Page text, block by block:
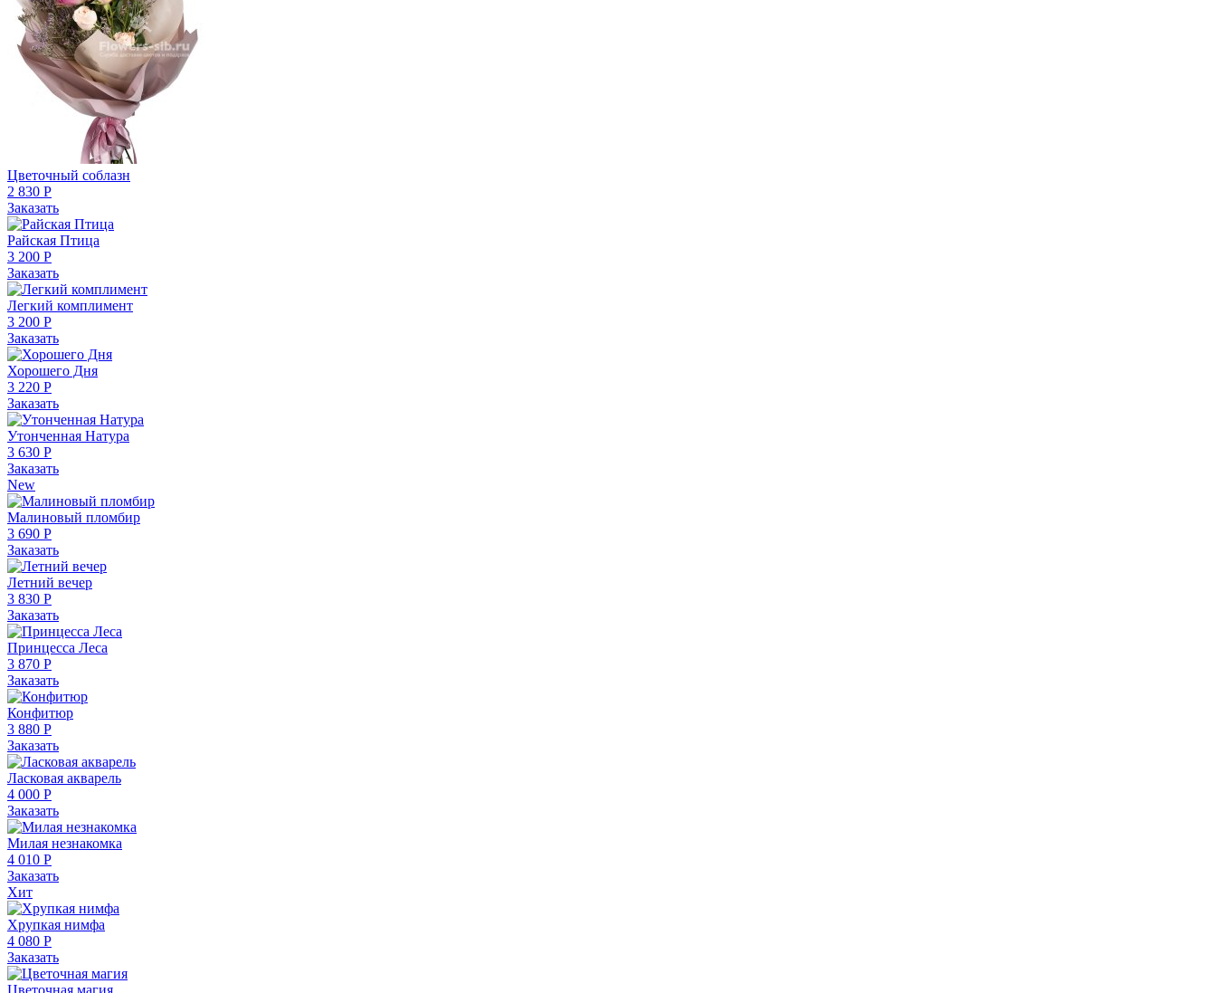
Цветочный соблазн
2 830 Р
Заказать
Райская Птица
3 200 Р
Заказать
Легкий комплимент
3 200 Р
Заказать
Хорошего Дня
3 220 Р
Заказать
Утонченная Натура
3 630 Р
Заказать
New
Малиновый пломбир
3 690 Р
Заказать
Летний вечер
3 830 Р
Заказать
Принцесса Леса
3 870 Р
Заказать
Конфитюр
3 880 Р
Заказать
Ласковая акварель
4 000 Р
Заказать
Милая незнакомка
4 010 Р
Заказать
Хит
Хрупкая нимфа
4 080 Р
Заказать